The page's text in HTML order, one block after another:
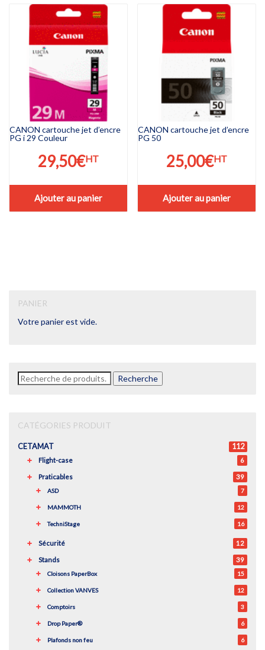
CANON cartouche jet d’encre
PG i 29 Couleur
29,50€HT
Ajouter au panier
CANON cartouche jet d’encre
PG 50
25,00€HT
Ajouter au panier
PANIER
Votre panier est vide.
Recherche
pour :
Recherche
CATÉGORIES PRODUIT
CETAMAT 112
Flight-case 6
Praticables 39
ASD 7
MAMMOTH 12
TechniStage 16
Sécurité 12
Stands 39
Cloisons PaperBox 15
Collection VANVES 12
Comptoirs 3
Drop Paper® 6
Plafonds non feu 6